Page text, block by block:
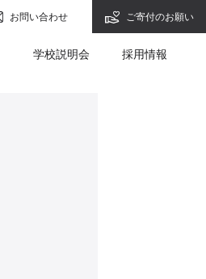
お問い合わせ ご寄付のお願い
学校説明会 採用情報